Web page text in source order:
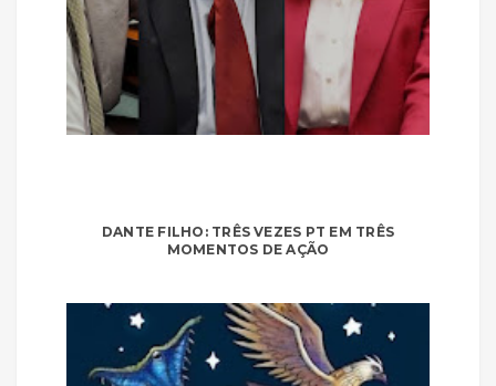
DANTE FILHO: TRÊS VEZES PT EM TRÊS
MOMENTOS DE AÇÃO